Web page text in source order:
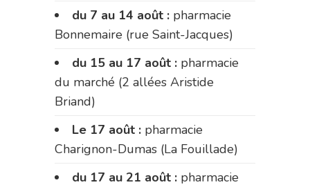
du 7 au 14 août : pharmacie
Bonnemaire (rue Saint-Jacques)
du 15 au 17 août : pharmacie
du marché (2 allées Aristide
Briand)
Le 17 août : pharmacie
Charignon-Dumas (La Fouillade)
du 17 au 21 août : pharmacie